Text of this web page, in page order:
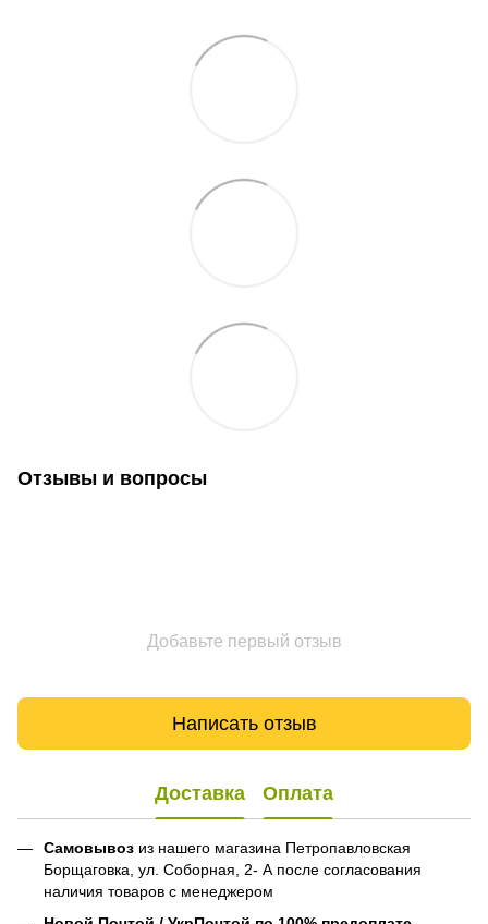
Отзывы и вопросы
Добавьте первый отзыв
Написать отзыв
Доставка Оплата
Самовывоз из нашего магазина Петропавловская
Борщаговка, ул. Соборная, 2- А после согласования
наличия товаров с менеджером